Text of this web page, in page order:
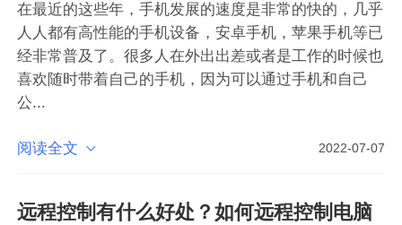
在最近的这些年，手机发展的速度是非常的快的，几乎
人人都有高性能的手机设备，安卓手机，苹果手机等已
经非常普及了。很多人在外出出差或者是工作的时候也
喜欢随时带着自己的手机，因为可以通过手机和自己
公...
2022-07-07
阅读全文 
远程控制有什么好处？如何远程控制电脑